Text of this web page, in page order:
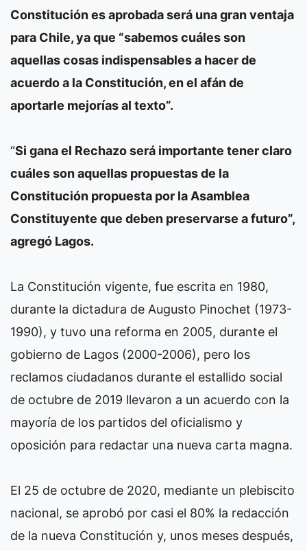
Constitución es aprobada será una gran ventaja
para Chile, ya que “sabemos cuáles son
aquellas cosas indispensables a hacer de
acuerdo a la Constitución, en el afán de
aportarle mejorías al texto”.
“Si gana el Rechazo será importante tener claro
cuáles son aquellas propuestas de la
Constitución propuesta por la Asamblea
Constituyente que deben preservarse a futuro”,
agregó Lagos.
La Constitución vigente, fue escrita en 1980,
durante la dictadura de Augusto Pinochet (1973-
1990), y tuvo una reforma en 2005, durante el
gobierno de Lagos (2000-2006), pero los
reclamos ciudadanos durante el estallido social
de octubre de 2019 llevaron a un acuerdo con la
mayoría de los partidos del oficialismo y
oposición para redactar una nueva carta magna.
El 25 de octubre de 2020, mediante un plebiscito
nacional, se aprobó por casi el 80% la redacción
de la nueva Constitución y, unos meses después,